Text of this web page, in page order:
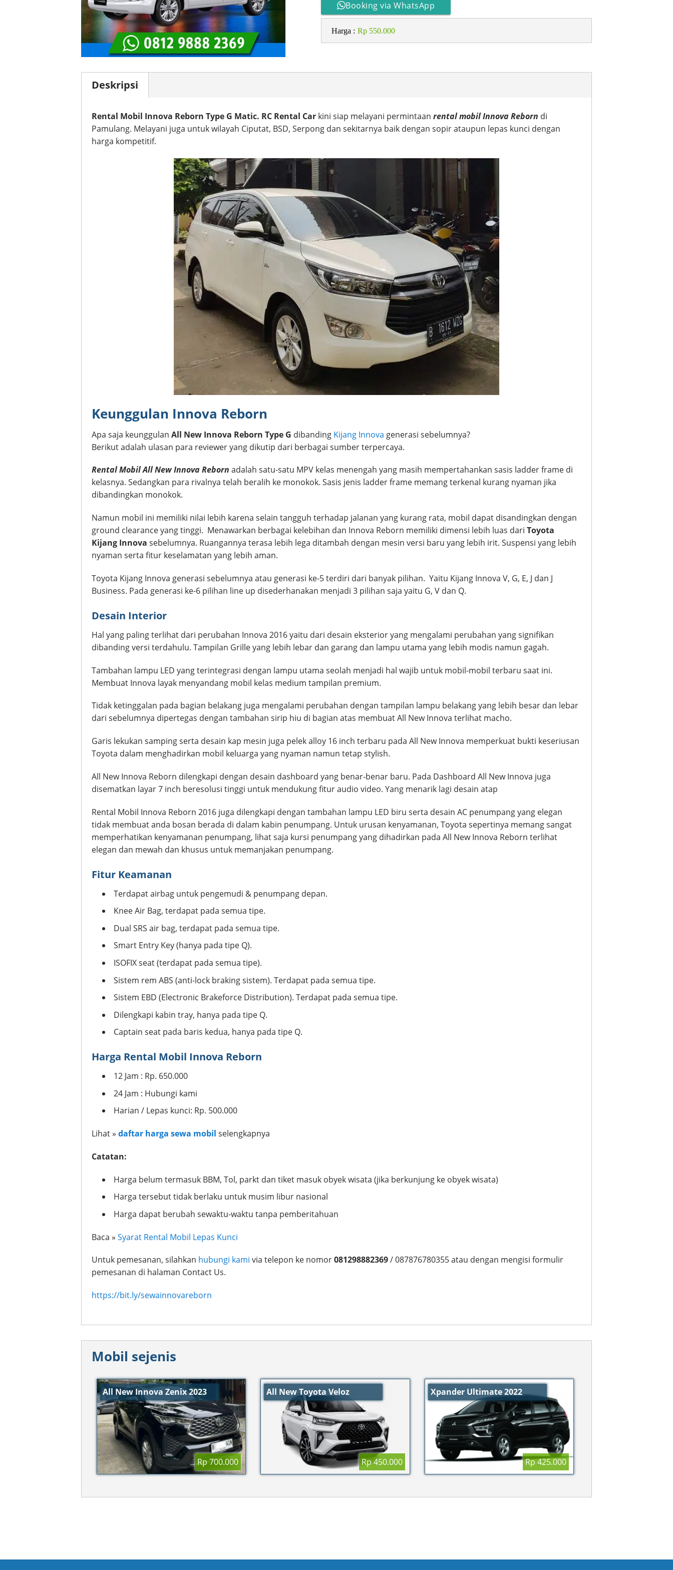
Booking via WhatsApp
Harga : Rp 550.000
Deskripsi
Rental Mobil Innova Reborn Type G Matic. RC Rental Car kini siap melayani permintaan rental mobil Innova Reborn di
Pamulang. Melayani juga untuk wilayah Ciputat, BSD, Serpong dan sekitarnya baik dengan sopir ataupun lepas kunci dengan
harga kompetitif.
Keunggulan Innova Reborn
Apa saja keunggulan All New Innova Reborn Type G dibanding Kijang Innova generasi sebelumnya?
Berikut adalah ulasan para reviewer yang dikutip dari berbagai sumber terpercaya.
Rental Mobil All New Innova Reborn adalah satu-satu MPV kelas menengah yang masih mempertahankan sasis ladder frame di
kelasnya. Sedangkan para rivalnya telah beralih ke monokok. Sasis jenis ladder frame memang terkenal kurang nyaman jika
dibandingkan monokok.
Namun mobil ini memiliki nilai lebih karena selain tangguh terhadap jalanan yang kurang rata, mobil dapat disandingkan dengan
ground clearance yang tinggi. Menawarkan berbagai kelebihan dan Innova Reborn memiliki dimensi lebih luas dari Toyota
Kijang Innova sebelumnya. Ruangannya terasa lebih lega ditambah dengan mesin versi baru yang lebih irit. Suspensi yang lebih
nyaman serta fitur keselamatan yang lebih aman.
Toyota Kijang Innova generasi sebelumnya atau generasi ke-5 terdiri dari banyak pilihan. Yaitu Kijang Innova V, G, E, J dan J
Business. Pada generasi ke-6 pilihan line up disederhanakan menjadi 3 pilihan saja yaitu G, V dan Q.
Desain Interior
Hal yang paling terlihat dari perubahan Innova 2016 yaitu dari desain eksterior yang mengalami perubahan yang signifikan
dibanding versi terdahulu. Tampilan Grille yang lebih lebar dan garang dan lampu utama yang lebih modis namun gagah.
Tambahan lampu LED yang terintegrasi dengan lampu utama seolah menjadi hal wajib untuk mobil-mobil terbaru saat ini.
Membuat Innova layak menyandang mobil kelas medium tampilan premium.
Tidak ketinggalan pada bagian belakang juga mengalami perubahan dengan tampilan lampu belakang yang lebih besar dan lebar
dari sebelumnya dipertegas dengan tambahan sirip hiu di bagian atas membuat All New Innova terlihat macho.
Garis lekukan samping serta desain kap mesin juga pelek alloy 16 inch terbaru pada All New Innova memperkuat bukti keseriusan
Toyota dalam menghadirkan mobil keluarga yang nyaman namun tetap stylish.
All New Innova Reborn dilengkapi dengan desain dashboard yang benar-benar baru. Pada Dashboard All New Innova juga
disematkan layar 7 inch beresolusi tinggi untuk mendukung fitur audio video. Yang menarik lagi desain atap
Rental Mobil Innova Reborn 2016 juga dilengkapi dengan tambahan lampu LED biru serta desain AC penumpang yang elegan
tidak membuat anda bosan berada di dalam kabin penumpang. Untuk urusan kenyamanan, Toyota sepertinya memang sangat
memperhatikan kenyamanan penumpang, lihat saja kursi penumpang yang dihadirkan pada All New Innova Reborn terlihat
elegan dan mewah dan khusus untuk memanjakan penumpang.
Fitur Keamanan
Terdapat airbag untuk pengemudi & penumpang depan.
Knee Air Bag, terdapat pada semua tipe.
Dual SRS air bag, terdapat pada semua tipe.
Smart Entry Key (hanya pada tipe Q).
ISOFIX seat (terdapat pada semua tipe).
Sistem rem ABS (anti-lock braking sistem). Terdapat pada semua tipe.
Sistem EBD (Electronic Brakeforce Distribution). Terdapat pada semua tipe.
Dilengkapi kabin tray, hanya pada tipe Q.
Captain seat pada baris kedua, hanya pada tipe Q.
Harga Rental Mobil Innova Reborn
12 Jam : Rp. 650.000
24 Jam : Hubungi kami
Harian / Lepas kunci: Rp. 500.000
Lihat » daftar harga sewa mobil selengkapnya
Catatan:
Harga belum termasuk BBM, Tol, parkt dan tiket masuk obyek wisata (jika berkunjung ke obyek wisata)
Harga tersebut tidak berlaku untuk musim libur nasional
Harga dapat berubah sewaktu-waktu tanpa pemberitahuan
Baca » Syarat Rental Mobil Lepas Kunci
Untuk pemesanan, silahkan hubungi kami via telepon ke nomor081298882369/ 087876780355 atau dengan mengisi formulir
pemesanan di halaman Contact Us.
https://bit.ly/sewainnovareborn
Mobil sejenis
All New Innova Zenix 2023
Rp 700.000
All New Toyota Veloz
Rp 450.000
Xpander Ultimate 2022
Rp 425.000